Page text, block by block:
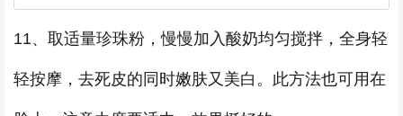
11、取适量珍珠粉，慢慢加入酸奶均匀搅拌，全身轻
轻按摩，去死皮的同时嫩肤又美白。此方法也可用在